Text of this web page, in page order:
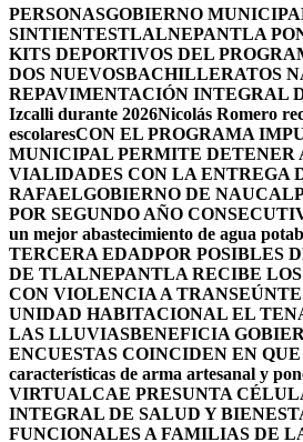
PERSONASGOBIERNO
SINTIENTESTLALNEPANTLA
KITS DEPORTIVOS DEL
DOS NUEVOSBACHILLERATOS
REPAVIMENTACIÓN INTEGRAL
Izcalli durante 2026Nicolás Romero
escolaresCON EL PROGRAMA
MUNICIPAL PERMITE DETENER
VIALIDADES CON LA ENTREGA
RAFAELGOBIERNO DE
POR SEGUNDO AÑO
un mejor abastecimiento de agua
TERCERA EDADPOR POSIBLES
DE TLALNEPANTLA RECIBE
CON VIOLENCIA A
UNIDAD HABITACIONAL EL
LAS LLUVIASBENEFICIA
ENCUESTAS COINCIDEN EN
características de arma artesanal y
VIRTUALCAE PRESUNTA
INTEGRAL DE SALUD Y
FUNCIONALES A FAMILIAS DE